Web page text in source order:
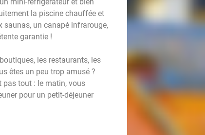
la piscine chauffée et
saunas, un canapé infrarouge,
garantie !
les restaurants, les
êtes un peu trop amusé ?
pas tout : le matin, vous
pour un petit-déjeuner